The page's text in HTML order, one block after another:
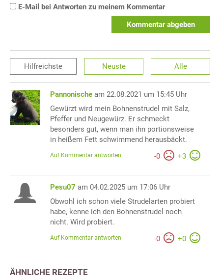
E-Mail bei Antworten zu meinem Kommentar
Kommentar abgeben
Hilfreichste Neuste Alle
Pannonische am 22.08.2021 um 15:45 Uhr
Gewürzt wird mein Bohnenstrudel mit Salz,
Pfeffer und Neugewürz. Er schmeckt
besonders gut, wenn man ihn portionsweise
in heißem Fett schwimmend herausbäckt.
-0 +3
Auf Kommentar antworten
Pesu07 am 04.02.2025 um 17:06 Uhr
Obwohl ich schon viele Strudelarten probiert
habe, kenne ich den Bohnenstrudel noch
nicht. Wird probiert.
-0 +0
Auf Kommentar antworten
ÄHNLICHE REZEPTE